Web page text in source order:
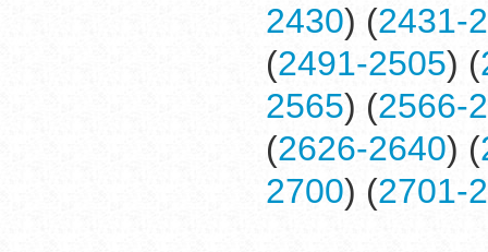
2430) (2431-
(2491-2505) (
2565) (2566-
(2626-2640) (
2700) (2701-